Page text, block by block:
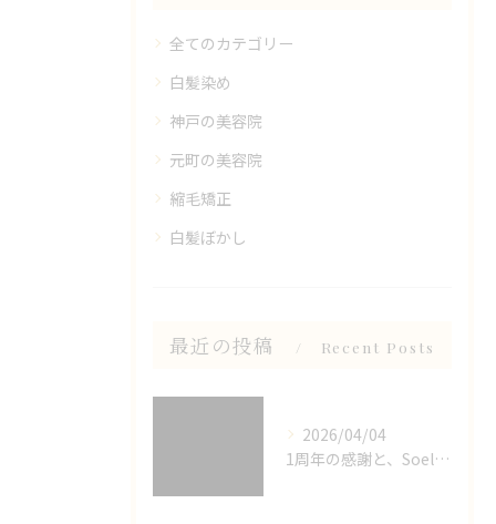
全てのカテゴリー
白髪染め
神戸の美容院
元町の美容院
縮毛矯正
白髪ぼかし
最近の投稿 Recent Posts
2026/04/04
1周年の感謝と、Soellが選ばれる理由